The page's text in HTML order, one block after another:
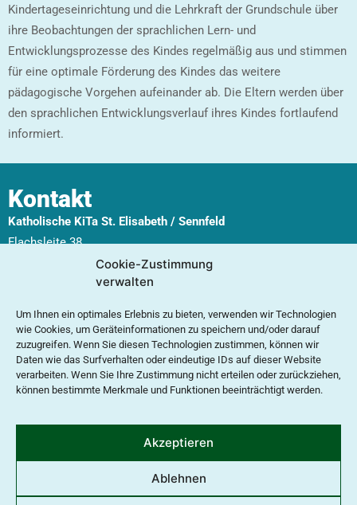
Cookie-Zustimmung
verwalten
Um Ihnen ein optimales Erlebnis zu bieten, verwenden wir Technologien
wie Cookies, um Geräteinformationen zu speichern und/oder darauf
zuzugreifen. Wenn Sie diesen Technologien zustimmen, können wir
Daten wie das Surfverhalten oder eindeutige IDs auf dieser Website
verarbeiten. Wenn Sie Ihre Zustimmung nicht erteilen oder zurückziehen,
können bestimmte Merkmale und Funktionen beeinträchtigt werden.
Akzeptieren
Ablehnen
Kindertageseinrichtung und die Lehrkraft der Grundschule über
ihre Beobachtungen der sprachlichen Lern- und
Entwicklungsprozesse des Kindes regelmäßig aus und stimmen
für eine optimale Förderung des Kindes das weitere
pädagogische Vorgehen aufeinander ab. Die Eltern werden über
den sprachlichen Entwicklungsverlauf ihres Kindes fortlaufend
informiert.
Kontakt
Katholische KiTa St. Elisabeth / Sennfeld
Flachsleite 38
09721 / 68643
Öffnungszeiten
Montag – Donnerstag
7:00 Uhr – 15:00 Uhr Kleinkindgruppen
7:00 Uhr – 15:00 Uhr